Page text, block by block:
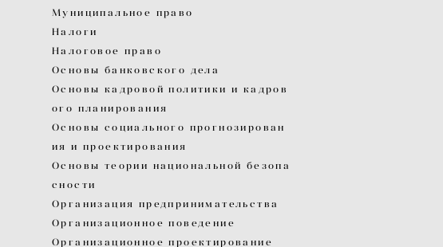
Муниципальное право
Налоги
Налоговое право
Основы банковского дела
Основы кадровой политики и кадров
ого планирования
Основы социального прогнозирован
ия и проектирования
Основы теории национальной безопа
сности
Организация предпринимательства
Организационное поведение
Организационное проектирование